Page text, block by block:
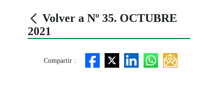
Volver a Nº 35. OCTUBRE
2021
Compartir :